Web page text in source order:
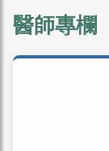
醫師專欄